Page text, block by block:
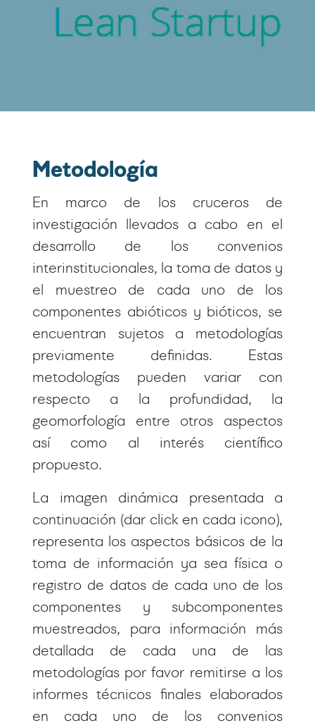
Metodología
En marco de los cruceros de
investigación llevados a cabo en el
desarrollo de los convenios
interinstitucionales, la toma de datos y
el muestreo de cada uno de los
componentes abióticos y bióticos, se
encuentran sujetos a metodologías
previamente definidas. Estas
metodologías pueden variar con
respecto a la profundidad, la
geomorfología entre otros aspectos
así como al interés científico
propuesto.
La imagen dinámica presentada a
continuación (dar click en cada icono),
representa los aspectos básicos de la
toma de información ya sea física o
registro de datos de cada uno de los
componentes y subcomponentes
muestreados, para información más
detallada de cada una de las
metodologías por favor remitirse a los
informes técnicos finales elaborados
en cada uno de los convenios